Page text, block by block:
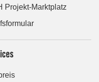
Projekt-Marktplatz